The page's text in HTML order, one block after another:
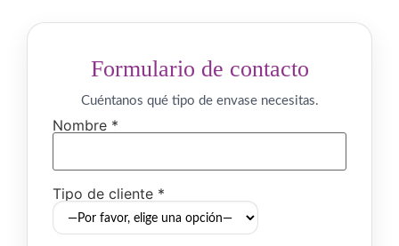
Formulario de contacto
Cuéntanos qué tipo de envase necesitas.
Nombre *
Tipo de cliente *